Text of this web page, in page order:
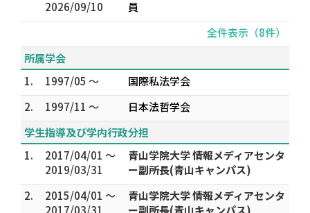
2026/09/10
員
全件表示（8件）
所属学会
1.
1997/05 ～
国際私法学会
2.
1997/11 ～
日本法哲学会
学生指導及び学内行政分担
1.
2017/04/01 ～
2019/03/31
青山学院大学 情報メディアセンタ
ー副所長(青山キャンパス)
2.
2015/04/01 ～
2017/03/31
青山学院大学 情報メディアセンタ
ー副所長(青山キャンパス)